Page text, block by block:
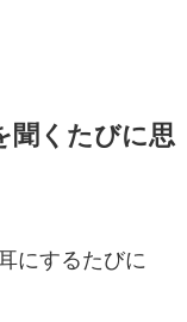
聞くたびに思
にするたびに